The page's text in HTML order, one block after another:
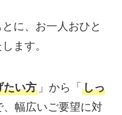
に、お一人おひと
ます。
たい方」から「 しっ
、幅広いご要望に対